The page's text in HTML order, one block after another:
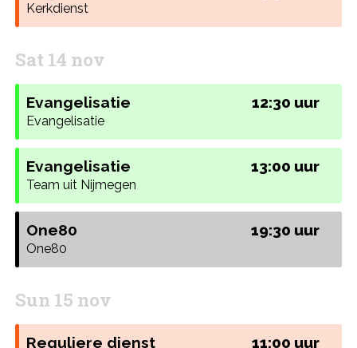
Kerkdienst
Sat 14 nov
Evangelisatie 12:30 uur
Evangelisatie
Evangelisatie 13:00 uur
Team uit Nijmegen
One80 19:30 uur
One80
Sun 15 nov
Reguliere dienst 11:00 uur